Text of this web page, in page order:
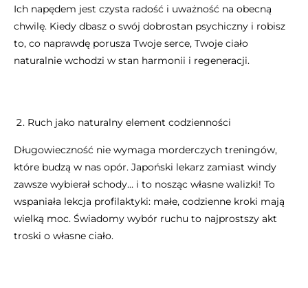
Ich napędem jest czysta radość i uważność na obecną
chwilę. Kiedy dbasz o swój dobrostan psychiczny i robisz
to, co naprawdę porusza Twoje serce, Twoje ciało
naturalnie wchodzi w stan harmonii i regeneracji.
Ruch jako naturalny element codzienności
Długowieczność nie wymaga morderczych treningów,
które budzą w nas opór. Japoński lekarz zamiast windy
zawsze wybierał schody… i to nosząc własne walizki! To
wspaniała lekcja profilaktyki: małe, codzienne kroki mają
wielką moc. Świadomy wybór ruchu to najprostszy akt
troski o własne ciało.